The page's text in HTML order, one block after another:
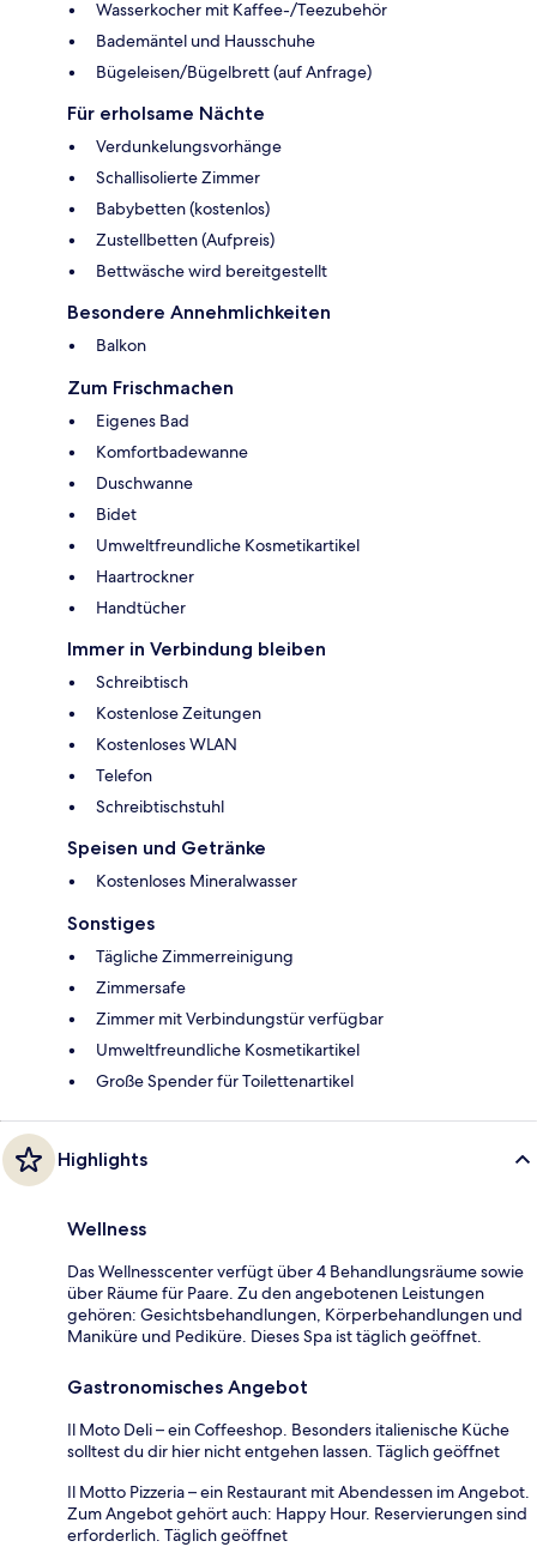
Wasserkocher mit Kaffee-/Teezubehör
Bademäntel und Hausschuhe
Bügeleisen/Bügelbrett (auf Anfrage)
Für erholsame Nächte
Verdunkelungsvorhänge
Schallisolierte Zimmer
Babybetten (kostenlos)
Zustellbetten (Aufpreis)
Bettwäsche wird bereitgestellt
Besondere Annehmlichkeiten
Balkon
Zum Frischmachen
Eigenes Bad
Komfortbadewanne
Duschwanne
Bidet
Umweltfreundliche Kosmetikartikel
Haartrockner
Handtücher
Immer in Verbindung bleiben
Schreibtisch
Kostenlose Zeitungen
Kostenloses WLAN
Telefon
Schreibtischstuhl
Speisen und Getränke
Kostenloses Mineralwasser
Sonstiges
Tägliche Zimmerreinigung
Zimmersafe
Zimmer mit Verbindungstür verfügbar
Umweltfreundliche Kosmetikartikel
Große Spender für Toilettenartikel
Highlights
Wellness
Das Wellnesscenter verfügt über 4 Behandlungsräume sowie
über Räume für Paare. Zu den angebotenen Leistungen
gehören: Gesichtsbehandlungen, Körperbehandlungen und
Maniküre und Pediküre. Dieses Spa ist täglich geöffnet.
Gastronomisches Angebot
Il Moto Deli – ein Coffeeshop. Besonders italienische Küche
solltest du dir hier nicht entgehen lassen. Täglich geöffnet
Il Motto Pizzeria – ein Restaurant mit Abendessen im Angebot.
Zum Angebot gehört auch: Happy Hour. Reservierungen sind
erforderlich. Täglich geöffnet